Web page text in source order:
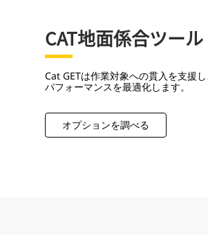
CAT地面係合ツール
Cat GETは作業対象への貫入を支援
パフォーマンスを最適化します。
オプションを調べる